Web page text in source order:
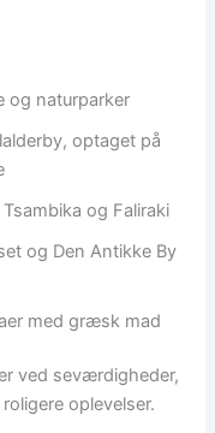
og naturparker
optaget på
og Faliraki
og Den Antikke By
med græsk mad
ved seværdigheder,
oplevelser.